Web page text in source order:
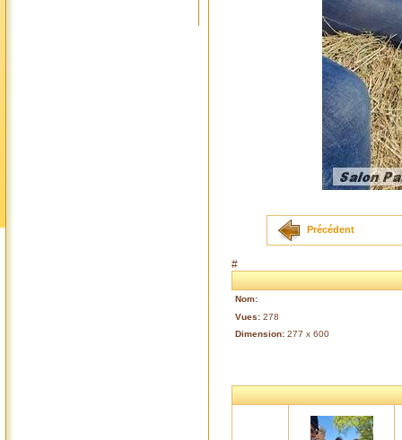
Précédent
#
Nom:
Vues: 278
Dimension: 277 x 600